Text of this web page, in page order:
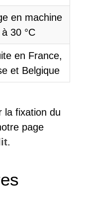
en machine
à 30 °C
en France,
et Belgique
la fixation du
page
.